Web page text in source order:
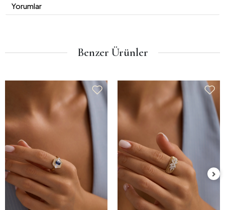
Yorumlar
Benzer Ürünler